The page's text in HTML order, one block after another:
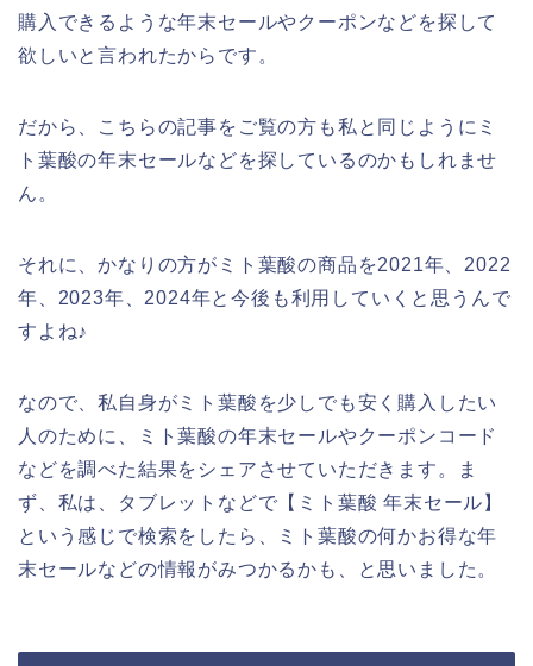
購入できるような年末セールやクーポンなどを探して
欲しいと言われたからです。
だから、こちらの記事をご覧の方も私と同じようにミ
ト葉酸の年末セールなどを探しているのかもしれませ
ん。
それに、かなりの方がミト葉酸の商品を2021年、2022
年、2023年、2024年と今後も利用していくと思うんで
すよね♪
なので、私自身がミト葉酸を少しでも安く購入したい
人のために、ミト葉酸の年末セールやクーポンコード
などを調べた結果をシェアさせていただきます。ま
ず、私は、タブレットなどで【ミト葉酸 年末セール】
という感じで検索をしたら、ミト葉酸の何かお得な年
末セールなどの情報がみつかるかも、と思いました。